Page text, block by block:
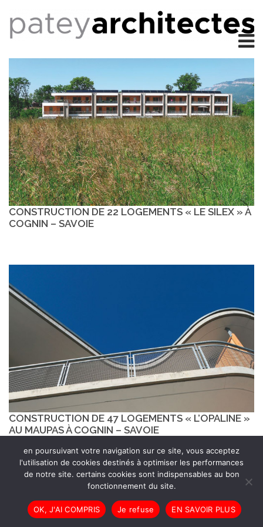
CONSTRUCTION DE 22 LOGEMENTS « LE SILEX » À
COGNIN – SAVOIE
CONSTRUCTION DE 47 LOGEMENTS « L’OPALINE »
AU MAUPAS À COGNIN – SAVOIE
en poursuivant votre navigation sur ce site, vous acceptez
l'utilisation de cookies destinés à optimiser les performances
de notre site. certains cookies sont indispensables au bon
fonctionnement du site.
OK, J'AI COMPRIS Je refuse EN SAVOIR PLUS